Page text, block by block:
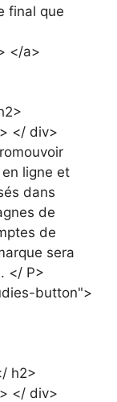
final que
</a>
</ div>
ligne et
dans
de
de
sera
</ P>
button">
h2>
</ div>